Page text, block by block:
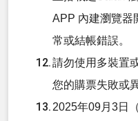
APP 內建瀏覽器
常或結帳錯誤。
請勿使用多裝置
您的購票失敗或
2025年09月3日